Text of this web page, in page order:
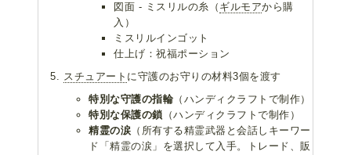
図面 - ミスリルの糸（ ギルモアから購
入）
ミスリルインゴット
仕上げ：祝福ポーション
スチュアート に守護のお守りの材料3個を渡す
特別な守護の指輪 （ハンディクラフトで制作）
特別な保護の鎖 （ハンディクラフトで制作）
精霊の涙 （所有する精霊武器と会話しキーワー
ド「精霊の涙」を選択して入手。トレード、販